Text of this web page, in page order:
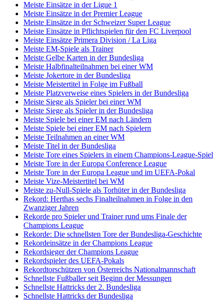
Meiste Einsätze in der Ligue 1
Meiste Einsätze in der Premier League
Meiste Einsätze in der Schweizer Super League
Meiste Einsätze in Pflichtspielen für den FC Liverpool
Meiste Einsätze Primera Division / La Liga
Meiste EM-Spiele als Trainer
Meiste Gelbe Karten in der Bundesliga
Meiste Halbfinalteilnahmen bei einer WM
Meiste Jokertore in der Bundesliga
Meiste Meistertitel in Folge im Fußball
Meiste Platzverweise eines Spielers in der Bundesliga
Meiste Siege als Spieler bei einer WM
Meiste Siege als Spieler in der Bundesliga
Meiste Spiele bei einer EM nach Ländern
Meiste Spiele bei einer EM nach Spielern
Meiste Teilnahmen an einer WM
Meiste Titel in der Bundesliga
Meiste Tore eines Spielers in einem Champions-League-Spiel
Meiste Tore in der Europa Conference League
Meiste Tore in der Europa League und im UEFA-Pokal
Meiste Vize-Meistertitel bei WM
Meiste zu-Null-Spiele als Torhüter in der Bundesliga
Rekord: Herthas sechs Finalteilnahmen in Folge in den
Zwanziger Jahren
Rekorde pro Spieler und Trainer rund ums Finale der
Champions League
Rekorde: Die schnellsten Tore der Bundesliga-Geschichte
Rekordeinsätze in der Champions League
Rekordsieger der Champions League
Rekordspieler des UEFA-Pokals
Rekordtorschützen von Österreichs Nationalmannschaft
Schnellste Fußballer seit Beginn der Messungen
Schnellste Hattricks der 2. Bundesliga
Schnellste Hattricks der Bundesliga